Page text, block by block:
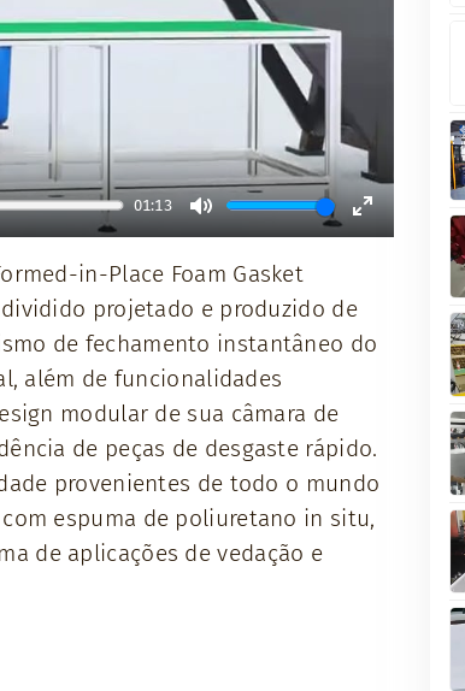
01:13
Mute
Enter
fullscreen
in-Place Foam Gasket
dividido projetado e produzido de
de fechamento instantâneo do
além de funcionalidades
modular de sua câmara de
de peças de desgaste rápido.
provenientes de todo o mundo
espuma de poliuretano in situ,
de aplicações de vedação e